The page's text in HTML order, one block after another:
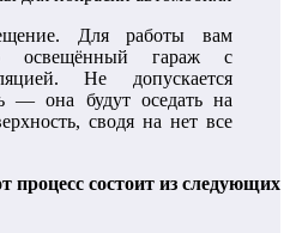
Для работы вам
освещённый гараж с
Не допускается
— она будут оседать на
сводя на нет все
процесс состоит из следующих